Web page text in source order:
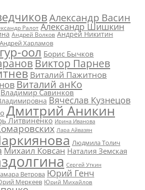
Александр Васин
Ралот Александр Шишкин
Андрей Волков Андрей Никитин
Андрей Харламов
оол Борис Бычков
Виктор Парнев
Виталий Пажитнов
Виталий анКо
Владимир Савинков
Вячеслав Кузнецов
Дмитрий Аникин
Литвиненко Ирина Иванова
Лара Айвазян
Людмила Толич
Михаил Ковсан Наталия Земская
Сергей Уткин
Ветрова Юрий Генч
Меркеев Юрий Михайлов